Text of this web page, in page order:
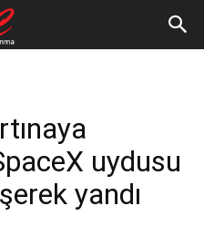
uydusu
yandı